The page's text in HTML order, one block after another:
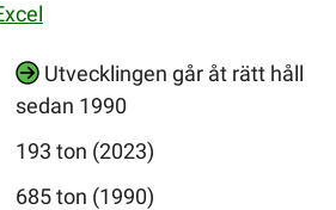
Utvecklingen går åt rätt håll
sedan 1990
193 ton (2023)
685 ton (1990)